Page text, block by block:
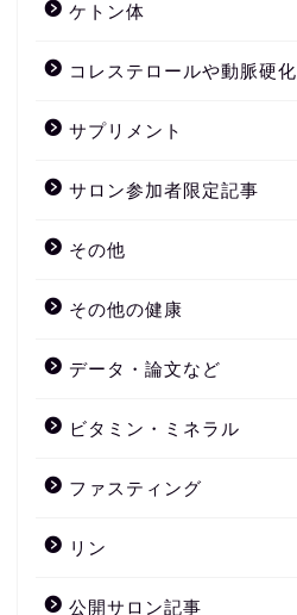
ケトン体
コレステロールや動脈硬化
サプリメント
サロン参加者限定記事
その他
その他の健康
データ・論文など
ビタミン・ミネラル
ファスティング
リン
公開サロン記事